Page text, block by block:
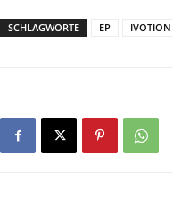
SCHLAGWORTE EP IVOTION